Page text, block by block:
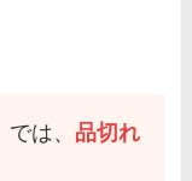
は、 品切れ